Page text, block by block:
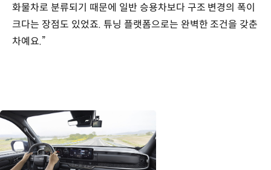
화물차로 분류되기 때문에 일반 승용차보다 구조 변경의 폭이
크다는 장점도 있었죠. 튜닝 플랫폼으로는 완벽한 조건을 갖춘
차예요.”